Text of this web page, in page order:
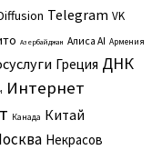
Telegram VK
Азербайджан Алиса AI Армения
Греция ДНК
Интернет
Канада Китай
Некрасов